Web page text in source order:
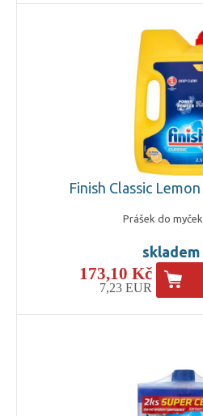
Finish Classic
Prášek do
skladem
173,10 Kč
7,23 EUR